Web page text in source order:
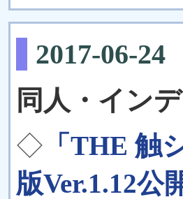
2017-06-24
同人・イン
◇ 「THE 触
版Ver.1.12公